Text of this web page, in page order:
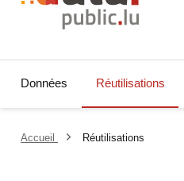
Données Réutilisations
Accueil Réutilisations